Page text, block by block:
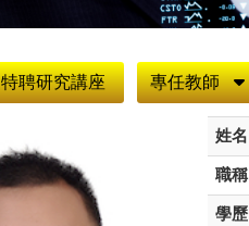
特聘研究講座 專任教師
姓名
職稱
學歷